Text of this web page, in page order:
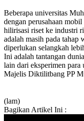
Beberapa universitas
dengan perusahaan
hilirisasi riset ke industri
adalah masih pada tahap
diperlukan selangkah
Ini adalah tantangan
lain dari eksperimen para
Majelis Diktilitbang PP
(lam)
Bagikan Artikel Ini :